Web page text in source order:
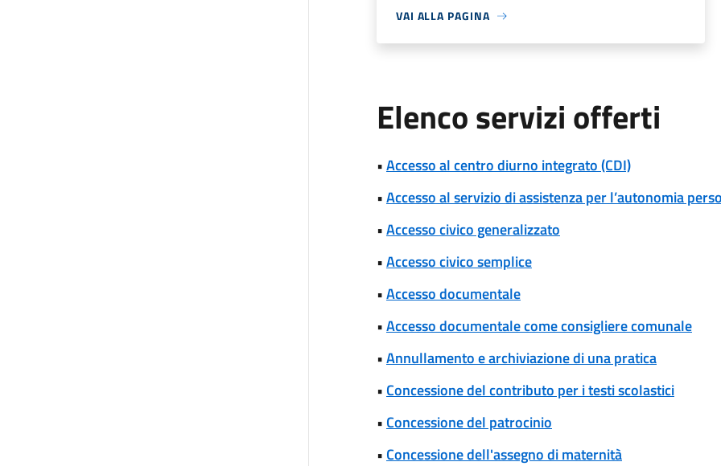
VAI ALLA PAGINA
Elenco servizi offerti
•Accesso al centro diurno integrato (CDI)
•Accesso al servizio di assistenza per l’autonomia
•Accesso civico generalizzato
•Accesso civico semplice
•Accesso documentale
•Accesso documentale come consigliere comunale
•Annullamento e archiviazione di una pratica
• Concessione del contributo per i testi scolastici
• Concessione del patrocinio
• Concessione dell'assegno di maternità